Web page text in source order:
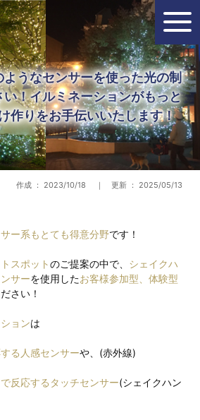
うなセンサーを使った光の制
！イルミネーションがもっと
作りをお手伝いいたします！
作成 ： 2023/10/18 ｜ 更新 ： 2025/05/13
ー系もとても得意分野です！
スポットのご提案の中で、 シェイクハ
サーを使用したお客様参加型、体験型
さい！
ョンは
る人感センサーや、(赤外線)
反応するタッチセンサー(シェイクハン